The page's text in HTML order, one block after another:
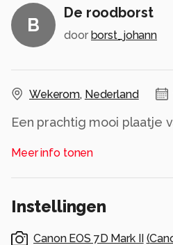
B
De roodborst
door borst_johann
Wekerom, Nederland
Een prachtig mooi plaatje
Meer info tonen
Instellingen
Canon EOS 7D Mark II (